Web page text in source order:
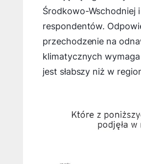
Środkowo-Wschodniej
respondentów.
przechodzenie na
klimatycznych
jest słabszy niż w